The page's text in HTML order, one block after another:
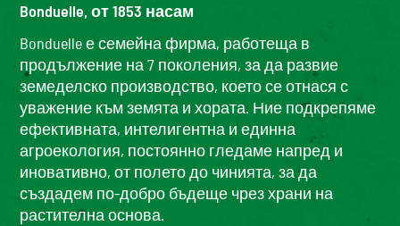
Bonduelle, от 1853 насам
Bonduelle е семейна фирма, работеща в
продължение на 7 поколения, за да развие
земеделско производство, което се отнася с
уважение към земята и хората. Ние подкрепяме
ефективната, интелигентна и единна
агроекология, постоянно гледаме напред и
иновативно, от полето до чинията, за да
създадем по-добро бъдеще чрез храни на
растителна основа.